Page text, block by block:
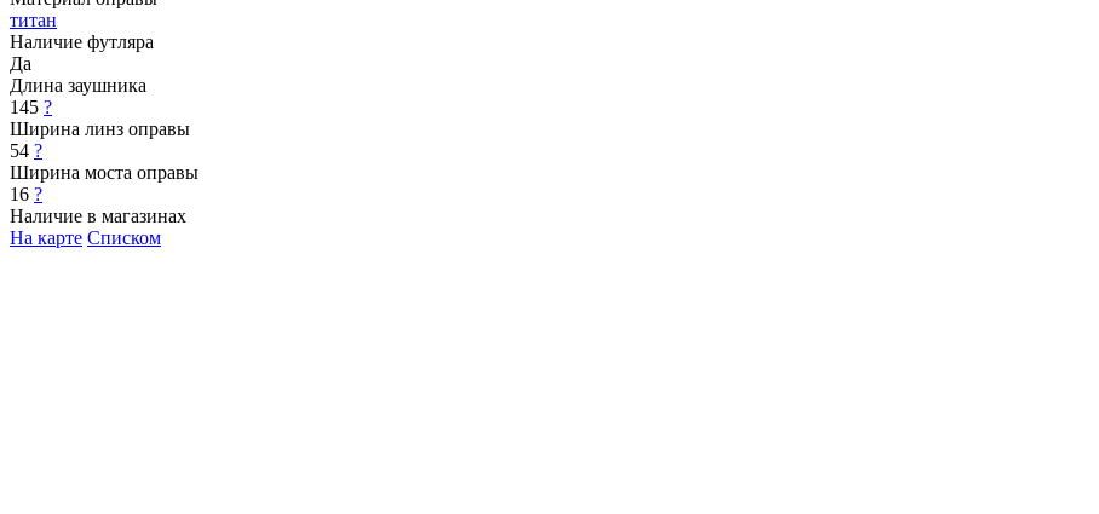
титан
Наличие футляра
Да
Длина заушника
145 ?
Ширина линз оправы
54 ?
Ширина моста оправы
16 ?
Наличие в магазинах
На карте Списком